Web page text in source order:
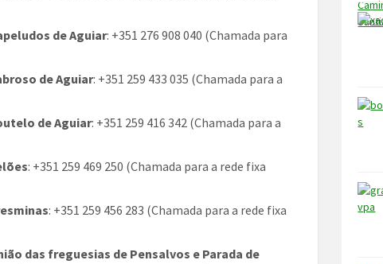
de Aguiar: +351 276 908 040 (Chamada para
de Aguiar: +351 259 433 035 (Chamada para a
de Aguiar: +351 259 416 342 (Chamada para a
: +351 259 469 250 (Chamada para a rede fixa
: +351 259 456 283 (Chamada para a rede fixa
das freguesias de Pensalvos e Parada de